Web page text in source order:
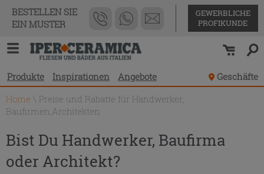
BESTELLEN SIE
EIN MUSTER
GEWERBLICHE
PROFIKUNDE
Produkte Inspirationen Angebote
Geschäfte
Home \ Preise und Rabatte für Handwerker,
Baufirmen,Architekten
Bist Du Handwerker, Baufirma
oder Architekt?